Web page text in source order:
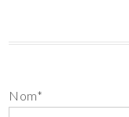
Nom*